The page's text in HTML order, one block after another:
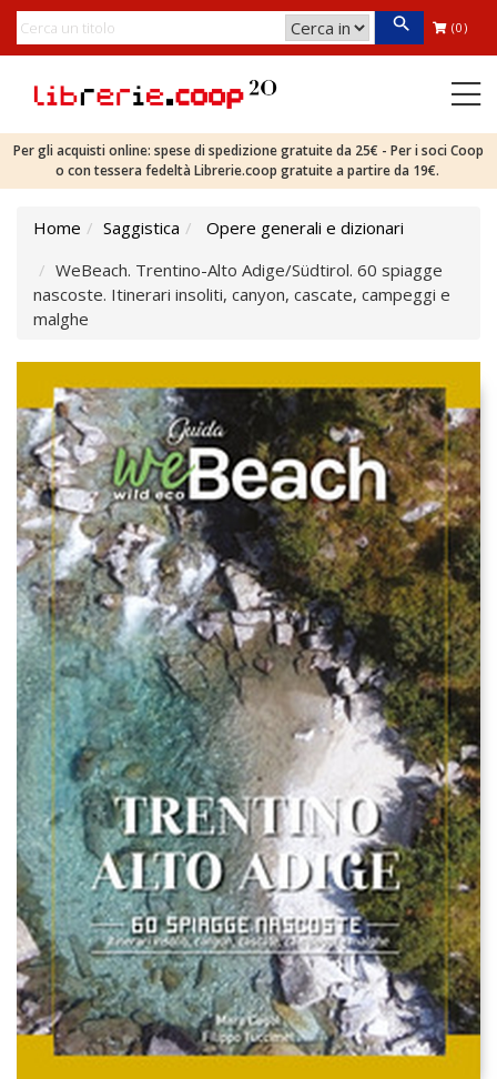
(0)
Per gli acquisti online: spese di spedizione gratuite da 25€ - Per i soci Coop
o con tessera fedeltà Librerie.coop gratuite a partire da 19€.
Home Saggistica
Opere generali e dizionari
WeBeach. Trentino-Alto Adige/Südtirol. 60 spiagge
nascoste. Itinerari insoliti, canyon, cascate, campeggi e
malghe